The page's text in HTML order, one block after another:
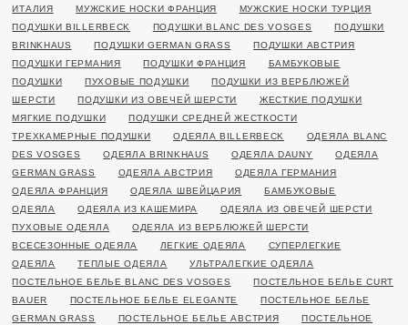
ИТАЛИЯ
МУЖСКИЕ НОСКИ ФРАНЦИЯ
МУЖСКИЕ НОСКИ ТУРЦИЯ
ПОДУШКИ BILLERBECK
ПОДУШКИ BLANC DES VOSGES
ПОДУШКИ
BRINKHAUS
ПОДУШКИ GERMAN GRASS
ПОДУШКИ АВСТРИЯ
ПОДУШКИ ГЕРМАНИЯ
ПОДУШКИ ФРАНЦИЯ
БАМБУКОВЫЕ
ПОДУШКИ
ПУХОВЫЕ ПОДУШКИ
ПОДУШКИ ИЗ ВЕРБЛЮЖЕЙ
ШЕРСТИ
ПОДУШКИ ИЗ ОВЕЧЕЙ ШЕРСТИ
ЖЕСТКИЕ ПОДУШКИ
МЯГКИЕ ПОДУШКИ
ПОДУШКИ СРЕДНЕЙ ЖЕСТКОСТИ
ТРЕХКАМЕРНЫЕ ПОДУШКИ
ОДЕЯЛА BILLERBECK
ОДЕЯЛА BLANC
DES VOSGES
ОДЕЯЛА BRINKHAUS ОДЕЯЛА DAUNY
ОДЕЯЛА
GERMAN GRASS
ОДЕЯЛА АВСТРИЯ
ОДЕЯЛА ГЕРМАНИЯ
ОДЕЯЛА ФРАНЦИЯ
ОДЕЯЛА ШВЕЙЦАРИЯ
БАМБУКОВЫЕ
ОДЕЯЛА
ОДЕЯЛА ИЗ КАШЕМИРА
ОДЕЯЛА ИЗ ОВЕЧЕЙ ШЕРСТИ
ПУХОВЫЕ ОДЕЯЛА
ОДЕЯЛА ИЗ ВЕРБЛЮЖЕЙ ШЕРСТИ
ВСЕСЕЗОННЫЕ ОДЕЯЛА
ЛЕГКИЕ ОДЕЯЛА
СУПЕРЛЕГКИЕ
ОДЕЯЛА
ТЕПЛЫЕ ОДЕЯЛА
УЛЬТРАЛЕГКИЕ ОДЕЯЛА
ПОСТЕЛЬНОЕ БЕЛЬЕ BLANC DES VOSGES
ПОСТЕЛЬНОЕ БЕЛЬЕ CURT
BAUER
ПОСТЕЛЬНОЕ БЕЛЬЕ ELEGANTE
ПОСТЕЛЬНОЕ БЕЛЬЕ
GERMAN GRASS
ПОСТЕЛЬНОЕ БЕЛЬЕ АВСТРИЯ
ПОСТЕЛЬНОЕ